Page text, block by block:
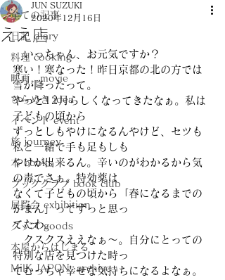
全ての記事
日記 diary
料理 cooking
映画 movie
ひらめき idea
イベント event
旅 journey
本 books
ブッククラブ book club
展覧会 exhibition
グッズ goods
本屋からはじまる
MilK JAPON, archive
ええ店
JUN SUZUKI
2020年12月16日
いっちゃん、お元気ですか？
寒い！寒なった！昨日京都の北の方では
雪が降ったって。
やっと12月らしくなってきたなぁ。私は
子どもの頃から
ずっとしもやけになるんやけど、セツも
私と一緒で手も足もしも
やけが出来るん。辛いのがわかるから気
の毒でさぁ。特効薬は
なくて子どもの頃から「春になるまでの
がまん」ってずっと思っ
てたわ。
クスクスええなぁ〜。自分にとっての
特別な店を見つけた時っ
てむっちゃ幸せな気持ちになるよなぁ。